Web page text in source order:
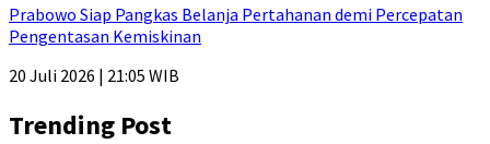
Prabowo Siap Pangkas Belanja Pertahanan demi Percepatan
Pengentasan Kemiskinan
20 Juli 2026 | 21:05 WIB
Trending Post